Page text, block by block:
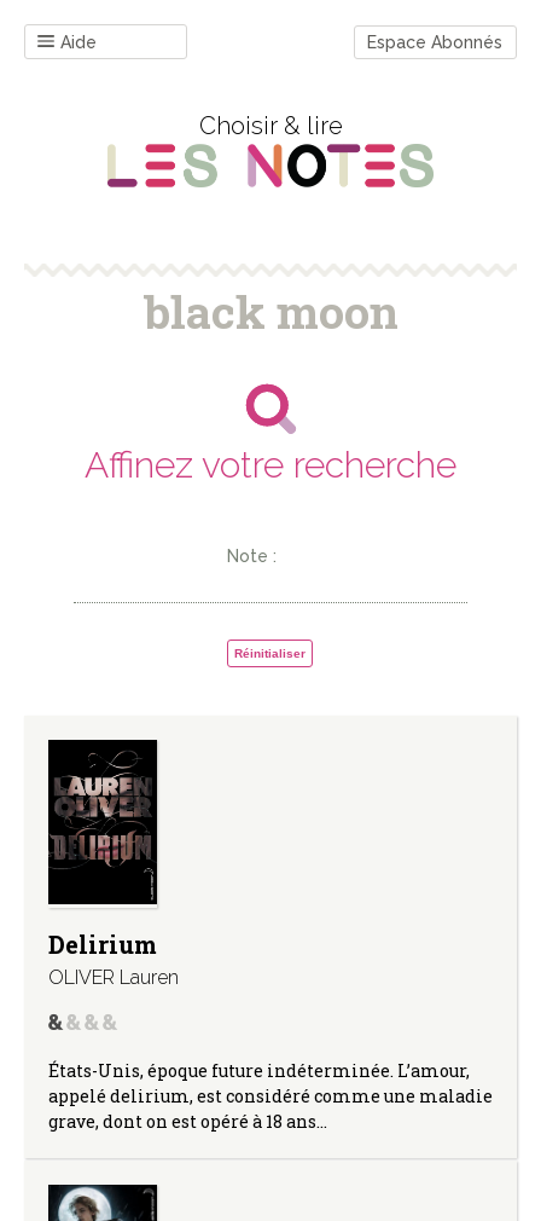
Aide Espace Abonnés
Choisir & lire
black moon
Affinez votre recherche
Note :
Réinitialiser
Delirium
OLIVER Lauren
États-Unis, époque future indéterminée. L’amour,
appelé delirium, est considéré comme une maladie
grave, dont on est opéré à 18 ans…